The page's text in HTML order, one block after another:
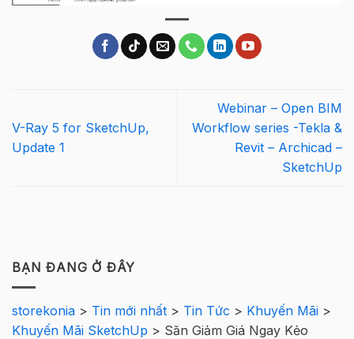
V-Ray 5 for SketchUp,
Update 1
Webinar – Open BIM
Workflow series -Tekla &
Revit – Archicad –
SketchUp
BẠN ĐANG Ở ĐÂY
storekonia > Tin mới nhất > Tin Tức > Khuyến Mãi >
Khuyến Mãi SketchUp > Săn Giảm Giá Ngay Kẻo